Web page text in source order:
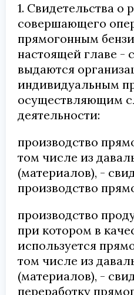
1. Свидетельства о
совершающего
прямогонным
настоящей главе -
выдаются
индивидуальным
осуществляющим
деятельности:
производство
том числе из
(материалов), -
производство
производство
при котором в
используется
том числе из
(материалов), -
переработку